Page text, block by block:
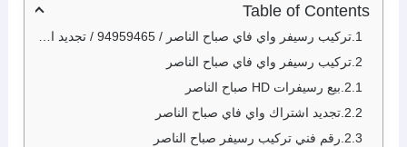
Table of Contents
تركيب رسيفر واي فاي صباح الناصر / 94959465 / تجديد اشتراك واي فاي صباح الناصر
تركيب رسيفر واي فاي صباح الناصر
بيع رسيفرات HD صباح الناصر
تجديد اشتراك واي فاي صباح الناصر
رقم فني تركيب رسيفر صباح الناصر